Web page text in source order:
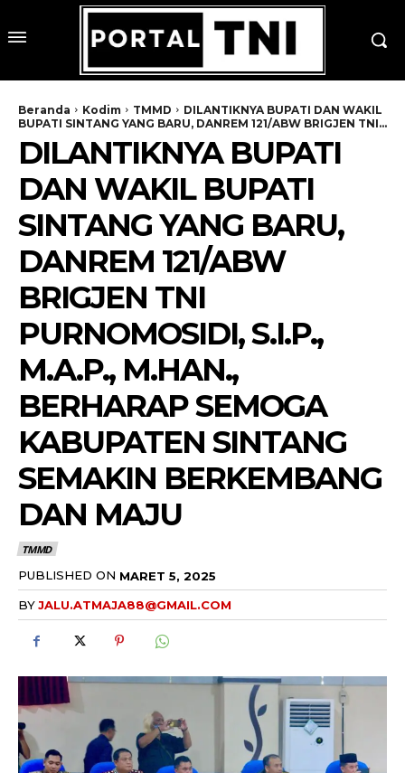
Beranda Kodim TMMD
DILANTIKNYA BUPATI DAN WAKIL
BUPATI SINTANG YANG BARU, DANREM 121/ABW BRIGJEN TNI...
DILANTIKNYA BUPATI
DAN WAKIL BUPATI
SINTANG YANG BARU,
DANREM 121/ABW
BRIGJEN TNI
PURNOMOSIDI, S.I.P.,
M.A.P., M.HAN.,
BERHARAP SEMOGA
KABUPATEN SINTANG
SEMAKIN BERKEMBANG
DAN MAJU
TMMD
PUBLISHED ON MARET 5, 2025
BYJALU.ATMAJA88@GMAIL.COM